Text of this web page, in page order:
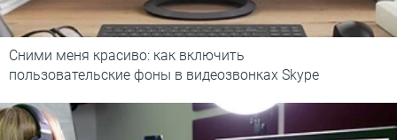
Сними меня красиво: как включить
пользовательские фоны в видеозвонках Skype